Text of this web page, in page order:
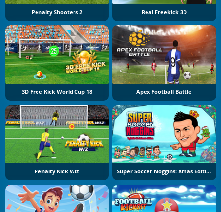
Penalty Shooters 2 Real Freekick 3D
3D Free Kick World Cup 18 Apex Football Battle
Penalty Kick Wiz Super Soccer Noggins: Xmas Edition